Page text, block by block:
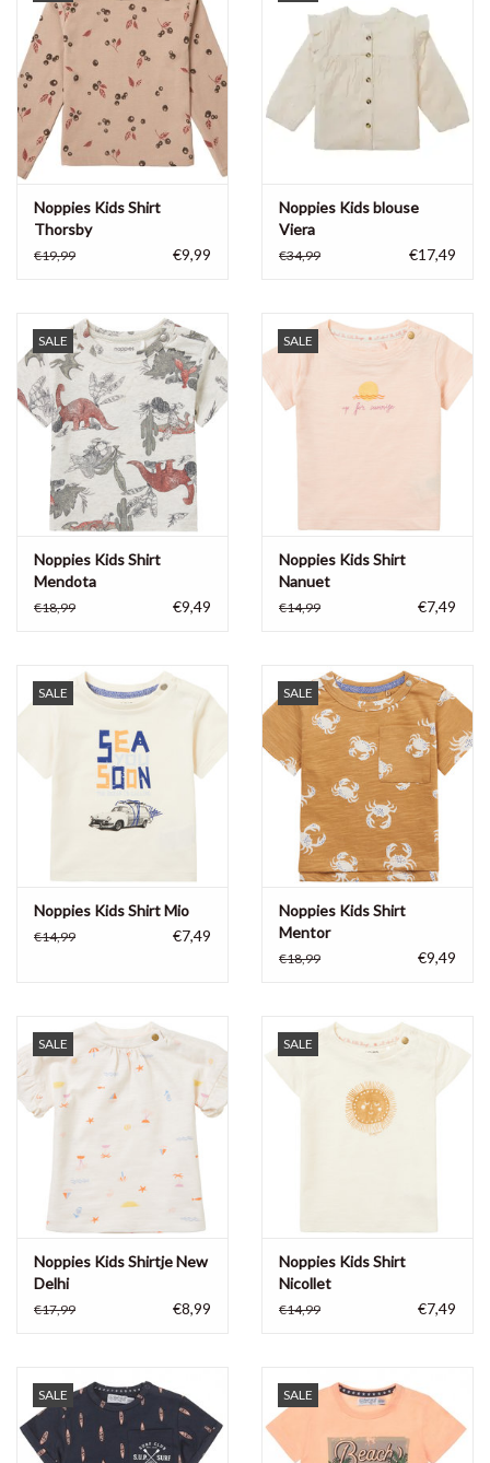
Noppies Kids Shirt
Thorsby
€19,99 €9,99
Noppies Kids blouse
Viera
€34,99 €17,49
SALE
Noppies Kids Shirt
Mendota
€18,99 €9,49
SALE
Noppies Kids Shirt
Nanuet
€14,99 €7,49
SALE
Noppies Kids Shirt Mio
€14,99 €7,49
SALE
Noppies Kids Shirt
Mentor
€18,99 €9,49
SALE
Noppies Kids Shirtje New
Delhi
€17,99 €8,99
SALE
Noppies Kids Shirt
Nicollet
€14,99 €7,49
SALE SALE